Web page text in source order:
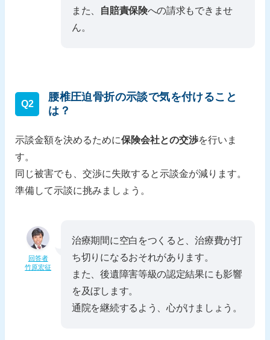
また、
自賠責保険への請求もできませ
ん。
Q2
腰椎圧迫骨折の示談で気を付けること
は？
示談金額を決めるために保険会社との交渉を行いま
す。
同じ被害でも、交渉に失敗すると示談金が減ります。
準備して示談に挑みましょう。
回答者
竹原宏征
治療期間に空白をつくると、治療費が打
ち切りになるおそれがあります。
また、後遺障害等級の認定結果にも影響
を及ぼします。
通院を継続するよう、心がけましょう。